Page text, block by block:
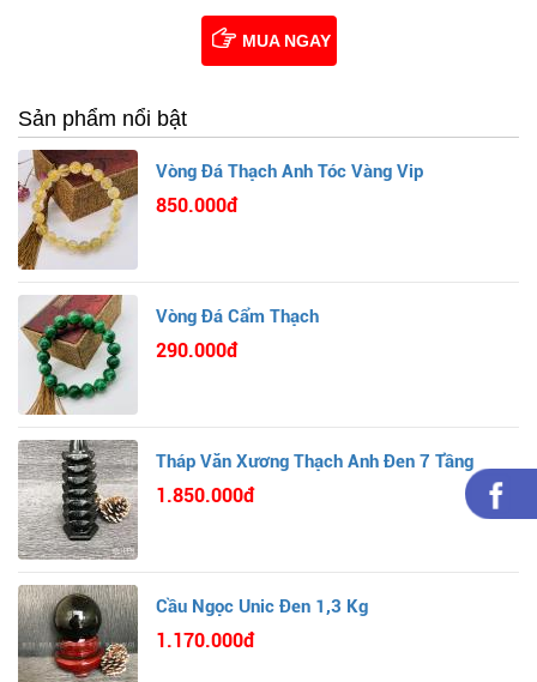
MUA NGAY
Sản phẩm nổi bật
Vòng Đá Thạch Anh Tóc Vàng Vip
850.000đ
Vòng Đá Cẩm Thạch
290.000đ
Tháp Văn Xương Thạch Anh Đen 7 Tầng
1.850.000đ
Cầu Ngọc Unic Đen 1,3 Kg
1.170.000đ